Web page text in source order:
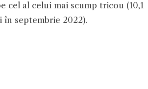
cel al celui mai scump tricou (10,1
în septembrie 2022).